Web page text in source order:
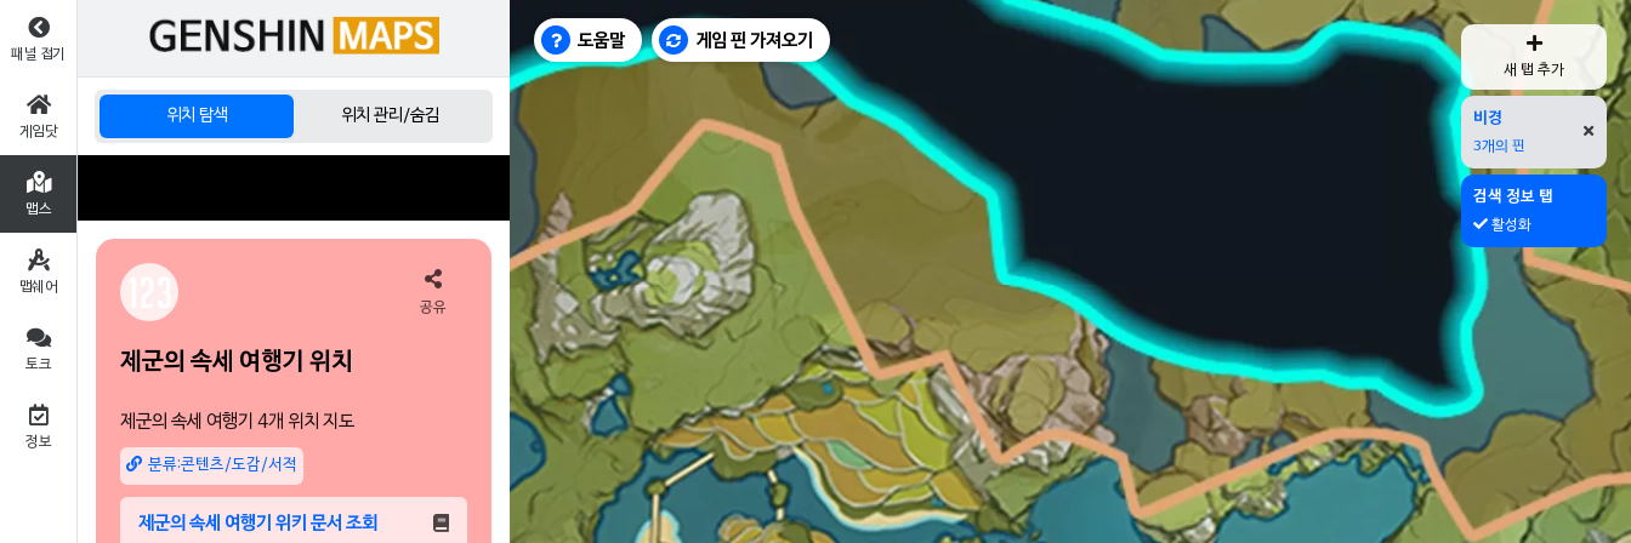
새 탭 추가
비경
3개의 핀
검색 정보 탭
활성화
도움말 게임 핀 가져오기
패널 접기
게임닷
맵스
맵쉐어
토크
정보
위치 탐색 위치 관리/숨김
공유
제군의 속세 여행기 위치
분류:콘텐츠/도감/서적
제군의 속세 여행기 위키 문서 조회